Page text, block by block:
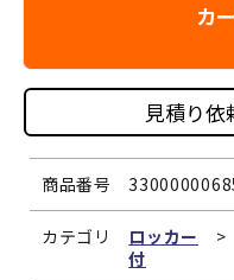
カ
見積り依
商品番号
カテゴリ ロッカー >
付